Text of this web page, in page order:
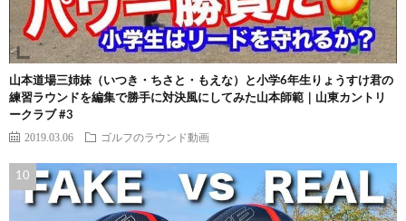
山本道場三姉妹（いつき・ちさと・もえな）と小学6年生りょうすけ君の
練習ラウンドを編集で勝手に対決風にしてみた山本師範｜山東カントリ
ークラブ #3
2019.03.06 ゴルフのラウンド動画